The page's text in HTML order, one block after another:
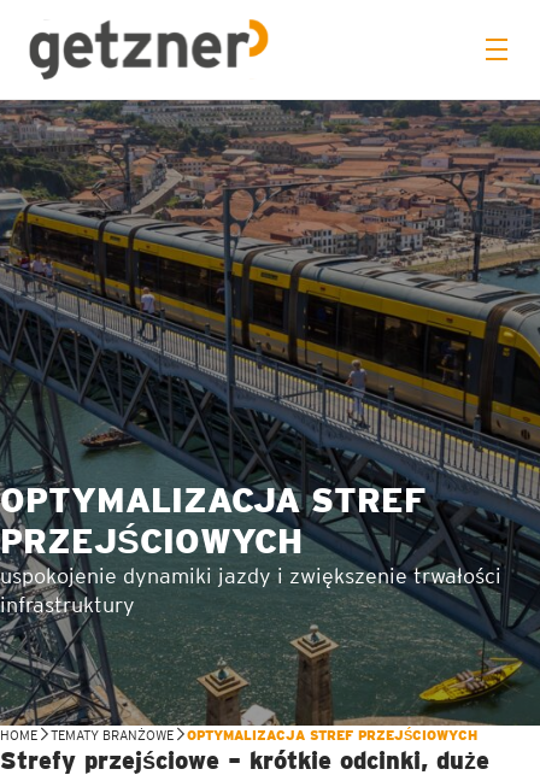
OPTYMALIZACJA STREF
PRZEJŚCIOWYCH
uspokojenie dynamiki jazdy i zwiększenie trwałości
infrastruktury
HOME TEMATY BRANŻOWE OPTYMALIZACJA STREF PRZEJŚCIOWYCH
Strefy przejściowe – krótkie odcinki, duże